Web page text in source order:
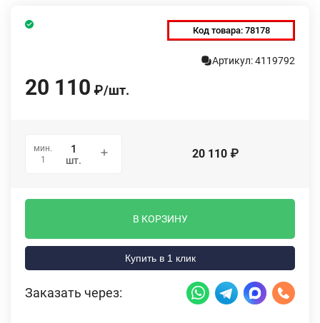
Код товара: 78178
Артикул: 4119792
20 110 ₽/шт.
мин.
1
шт. 20 110 ₽
В КОРЗИНУ
Купить в 1 клик
Заказать через: